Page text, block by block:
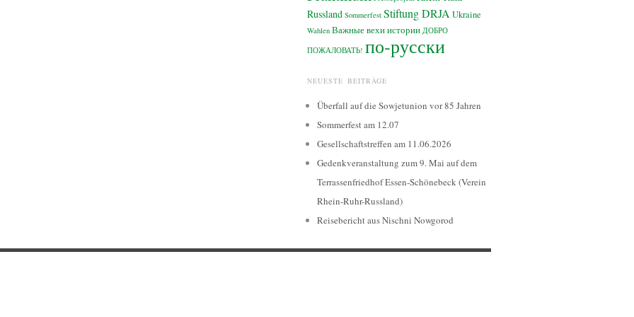
Russland Sommerfest Stiftung DRJA Ukraine
Wahlen Важные вехи истории ДОБРО
ПОЖАЛОВАТЬ! по-русски
NEUESTE BEITRÄGE
Überfall auf die Sowjetunion vor 85 Jahren
Sommerfest am 12.07
Gesellschaftstreffen am 11.06.2026
Gedenkveranstaltung zum 9. Mai auf dem
Terrassenfriedhof Essen-Schönebeck (Verein
Rhein-Ruhr-Russland)
Reisebericht aus Nischni Nowgorod